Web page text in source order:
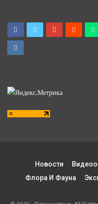
Новости
Флора И Фауна